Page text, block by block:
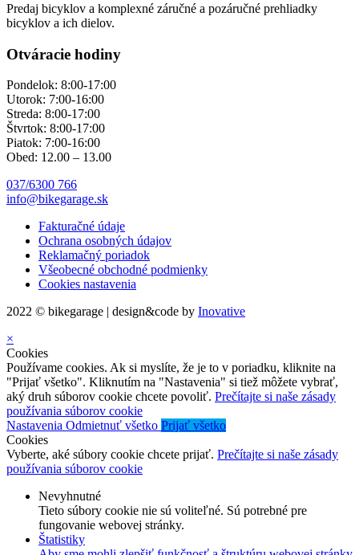
Predaj bicyklov a komplexné záručné a pozáručné prehliadky
bicyklov a ich dielov.
Otváracie hodiny
Pondelok: 8:00-17:00
Utorok: 7:00-16:00
Streda: 8:00-17:00
Štvrtok: 8:00-17:00
Piatok: 7:00-16:00
Obed: 12.00 – 13.00
037/6300 766
info@bikegarage.sk
Fakturačné údaje
Ochrana osobných údajov
Reklamačný poriadok
Všeobecné obchodné podmienky
Cookies nastavenia
2022 © bikegarage | design&code by Inovative
×
Cookies
Používame cookies. Ak si myslíte, že je to v poriadku, kliknite na
"Prijať všetko". Kliknutím na "Nastavenia" si tiež môžete vybrať,
aký druh súborov cookie chcete povoliť. Prečítajte si naše zásady
používania súborov cookie
Nastavenia Odmietnuť všetko Prijať všetko
Cookies
Vyberte, aké súbory cookie chcete prijať. Prečítajte si naše zásady
používania súborov cookie
Nevyhnutné
Tieto súbory cookie nie sú voliteľné. Sú potrebné pre
fungovanie webovej stránky.
Štatistiky